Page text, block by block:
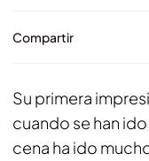
Compartir
Su primera
cuando se han
cena ha ido